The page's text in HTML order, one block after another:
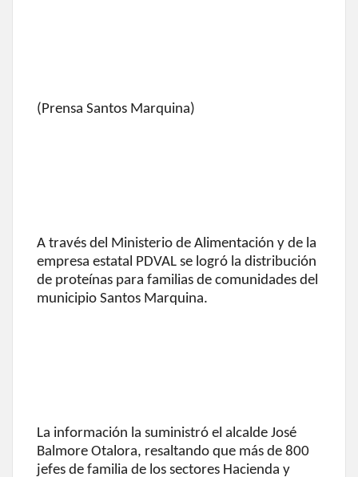
(Prensa Santos Marquina)
A través del Ministerio de Alimentación y de la
empresa estatal PDVAL se logró la distribución
de proteínas para familias de comunidades del
municipio Santos Marquina.
La información la suministró el alcalde José
Balmore Otalora, resaltando que más de 800
jefes de familia de los sectores Hacienda y